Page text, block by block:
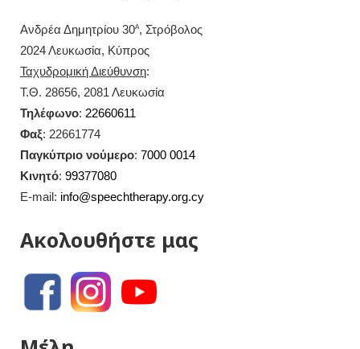
Ανδρέα Δημητρίου 30Α, Στρόβολος
2024 Λευκωσία, Κύπρος
Ταχυδρομική Διεύθυνση:
Τ.Θ. 28656, 2081 Λευκωσία
Τηλέφωνο: 22660611
Φαξ: 22661774
Παγκύπριο νούμερο: 7000 0014
Κινητό: 99377080
E-mail: info@speechtherapy.org.cy
Ακολουθήστε μας